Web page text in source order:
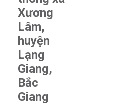
Xương
Lâm,
huyện
Lạng
Giang,
Bắc
Giang